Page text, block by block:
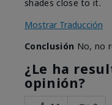
shades close to it.
Mostrar Traducción
Conclusión No, no
¿Le ha
opinión?